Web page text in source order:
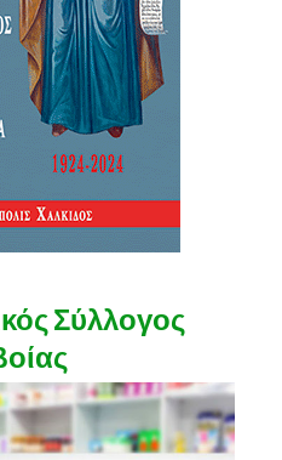
Σύλλογος